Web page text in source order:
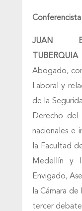
JUAN
TUBERQUIA
Abogado,
Laboral y
de la
Derecho del
nacionales e
la Facultad
Medellín y
Envigado,
la Cámara
tercer debate